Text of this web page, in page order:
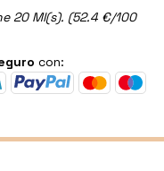
20 Ml(s). (52.4 €/100
con: